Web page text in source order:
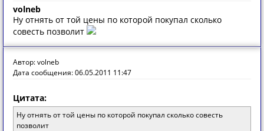
volneb
Ну отнять от той цены по которой покупал сколько
совесть позволит
Автор: volneb
Дата сообщения: 06.05.2011 11:47
Цитата:
Ну отнять от той цены по которой покупал сколько совесть
позволит